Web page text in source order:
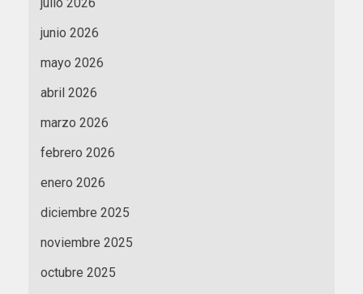
junio 2026
mayo 2026
abril 2026
marzo 2026
febrero 2026
enero 2026
diciembre 2025
noviembre 2025
octubre 2025